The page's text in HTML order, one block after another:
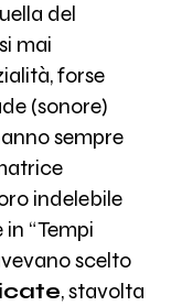
del
mai
forse
(sonore)
sempre
indelebile
“Tempi
scelto
, stavolta